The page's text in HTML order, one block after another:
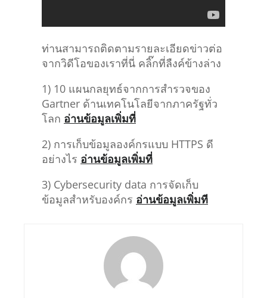
ท่านสามารถติดตามรายละเอียดข่าวต่อ
จากวิดีโอของเราที่นี่ คลิ๊กที่ลืงค์ข้างล่าง
1) 10 แผนกลยุทธ์จากการสำรวจของ
Gartner ด้านเทคโนโลยีจากภาครัฐทั่ว
โลก อ่านข้อมูลเพิ่มที่
2) การเก็บข้อมูลองค์กรแบบ HTTPS ดี
อย่างไร อ่านข้อมูลเพิ่มที่
3) Cybersecurity data การจัดเก็บ
ข้อมูลสำหรับองค์กร อ่านข้อมูลเพิ่มที